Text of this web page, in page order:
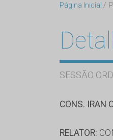
Página Inicial
SESSÃO
CONS. IRAN
RELATOR: